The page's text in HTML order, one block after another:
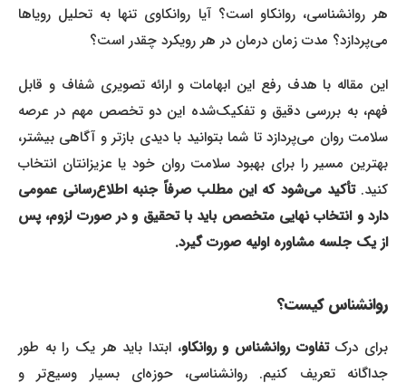
هر روانشناسی، روانکاو است؟ آیا روانکاوی تنها به تحلیل رویاها
می‌پردازد؟ مدت زمان درمان در هر رویکرد چقدر است؟
این مقاله با هدف رفع این ابهامات و ارائه تصویری شفاف و قابل
فهم، به بررسی دقیق و تفکیک‌شده این دو تخصص مهم در عرصه
سلامت روان می‌پردازد تا شما بتوانید با دیدی بازتر و آگاهی بیشتر،
بهترین مسیر را برای بهبود سلامت روان خود یا عزیزانتان انتخاب
کنید.تأکید می‌شود که این مطلب صرفاً جنبه اطلاع‌رسانی عمومی
دارد و انتخاب نهایی متخصص باید با تحقیق و در صورت لزوم، پس
از یک جلسه مشاوره اولیه صورت گیرد.
روانشناس کیست؟
برای درکتفاوت روانشناس و روانکاو، ابتدا باید هر یک را به طور
جداگانه تعریف کنیم. روانشناسی، حوزه‌ای بسیار وسیع‌تر و